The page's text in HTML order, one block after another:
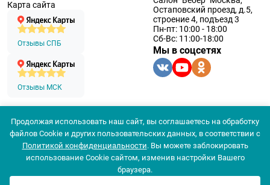
Карта сайта
Отзывы СПБ
Отзывы МСК
Остаповский проезд, д.5,
строение 4, подъезд 3
Пн-пт: 10:00 - 18:00
Сб-Вс: 11:00-18:00
Мы в соцсетях
© 1994 — 2026 ООО «Наблюдательные приборы»
Политика конфеденциальности
Согласие на обработку персональных данных
Согласие использования
Продолжая использовать наш сайт, вы соглашаетесь на обработку
файлов Cookie и других пользовательских данных, в соответствии с
Политикой конфиденциальности. Вы можете заблокировать
использование Cookie сайтом, изменив настройки Вашего
браузера.